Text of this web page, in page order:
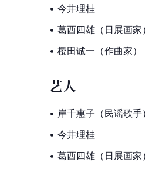
• 今井理桂
• 葛西四雄（日展画家
• 樱田诚一（作曲家）
艺人
• 岸千惠子（民谣歌手
• 今井理桂
• 葛西四雄（日展画家